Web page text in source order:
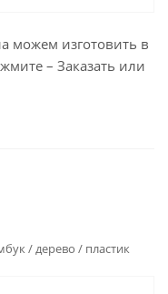
можем изготовить в
– Заказать или
/ дерево / пластик